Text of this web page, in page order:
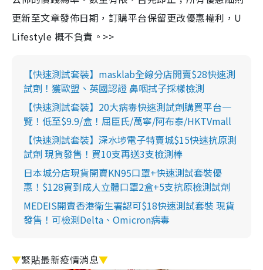
更新至文章發佈日期，訂購平台保留更改優惠權利，U
Lifestyle 概不負責。>>
【快速測試套裝】masklab全線分店開賣$28快速測
試劑！獲歐盟、英國認證 鼻咽拭子採樣檢測
【快速測試套裝】20大病毒快速測試劑購買平台一
覽！低至$9.9/盒！屈臣氏/萬寧/阿布泰/HKTVmall
【快速測試套裝】深水埗電子特賣城$15快速抗原測
試劑 現貨發售！買10支再送3支檢測棒
日本城分店現貨開賣KN95口罩+快速測試套裝優
惠！$128買到成人立體口罩2盒+5支抗原檢測試劑
MEDEIS開賣香港衛生署認可$18快速測試套裝 現貨
發售！可檢測Delta、Omicron病毒
▼緊貼最新疫情消息▼